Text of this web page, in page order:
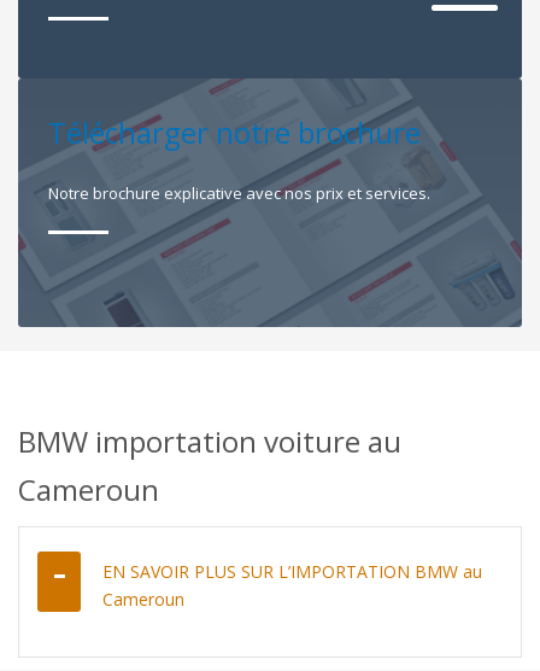
Télécharger notre brochure
Notre brochure explicative avec nos prix et services.
BMW importation voiture au
Cameroun
EN SAVOIR PLUS SUR L’IMPORTATION BMW au
Cameroun